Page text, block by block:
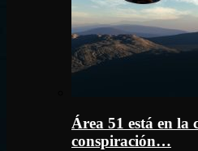
Área 51 está en la
conspiración…